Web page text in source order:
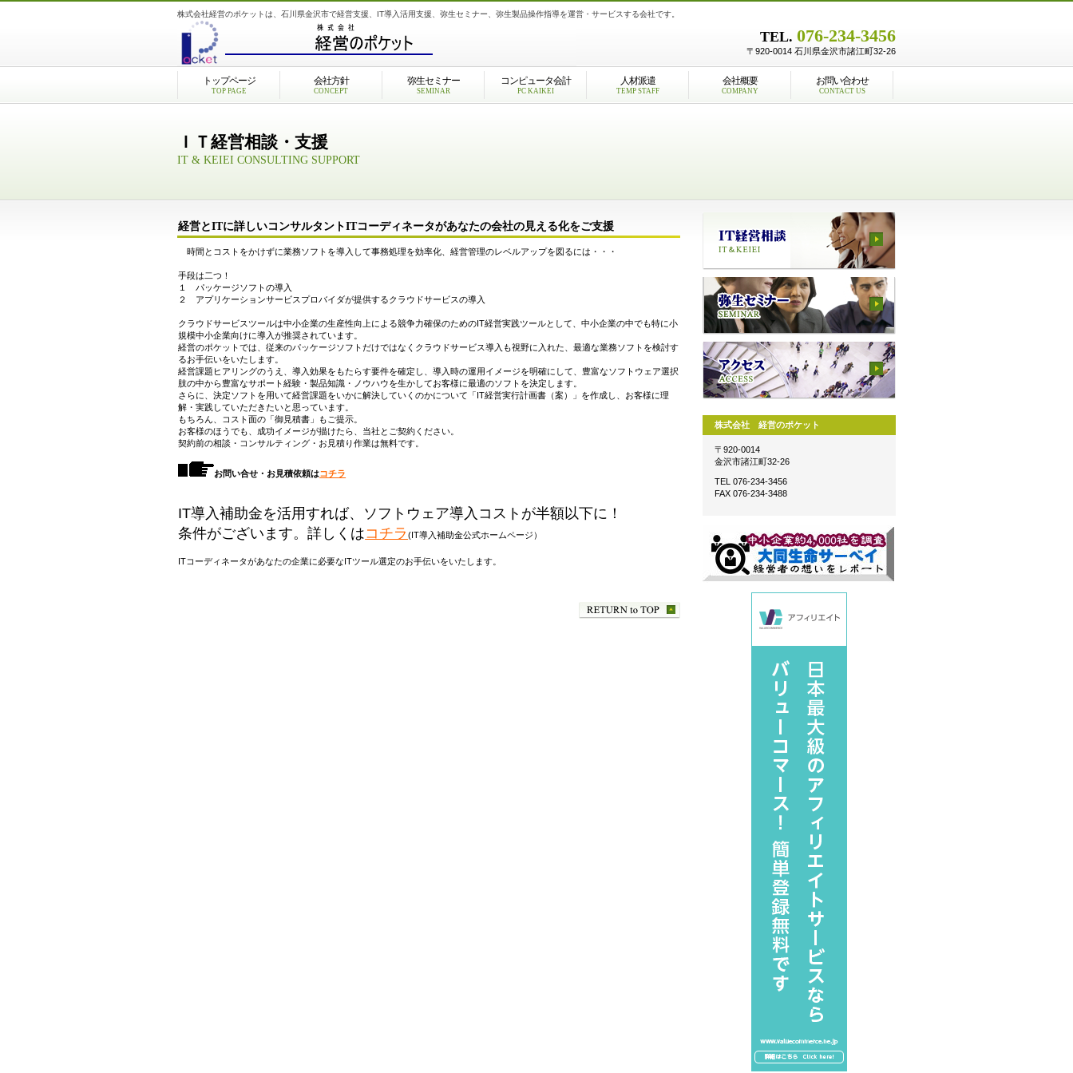
株式会社経営のポケットは、石川県金沢市で経営支援、IT導入活用支援、弥生セミナー、弥生製品操作指導を運営・サービスする会社です。
TEL. 076-234-3456
〒920-0014 石川県金沢市諸江町32-26
ＩＴ経営相談・支援
IT & KEIEI CONSULTING SUPPORT
経営とITに詳しいコンサルタントITコーディネータがあなたの会社の見える化をご支援
時間とコストをかけずに業務ソフトを導入して事務処理を効率化、経営管理のレベルアップを図るには・・・
手段は二つ！
１ パッケージソフトの導入
２ アプリケーションサービスプロバイダが提供するクラウドサービスの導入
クラウドサービスツールは中小企業の生産性向上による競争力確保のためのIT経営実践ツールとして、中小企業の中でも特に小
規模中小企業向けに導入が推奨されています。
経営のポケットでは、従来のパッケージソフトだけではなくクラウドサービス導入も視野に入れた、最適な業務ソフトを検討す
るお手伝いをいたします。
経営課題ヒアリングのうえ、導入効果をもたらす要件を確定し、導入時の運用イメージを明確にして、豊富なソフトウェア選択
肢の中から豊富なサポート経験・製品知識・ノウハウを生かしてお客様に最適のソフトを決定します。
さらに、決定ソフトを用いて経営課題をいかに解決していくのかについて「IT経営実行計画書（案）」を作成し、お客様に理
解・実践していただきたいと思っています。
もちろん、コスト面の「御見積書」もご提示。
お客様のほうでも、成功イメージが描けたら、当社とご契約ください。
契約前の相談・コンサルティング・お見積り作業は無料です。
お問い合せ・お見積依頼はコチラ
IT導入補助金を活用すれば、ソフトウェア導入コストが半額以下に！
条件がございます。詳しくはコチラ(IT導入補助金公式ホームページ）
ITコーディネータがあなたの企業に必要なITツール選定のお手伝いをいたします。
トップページ
TOP PAGE
会社方針
CONCEPT
弥生セミナー
SEMINAR
コンピュータ会計
PC KAIKEI
人材派遣
TEMP STAFF
会社概要
COMPANY
お問い合わせ
CONTACT US
株式会社 経営のポケット
〒920-0014
金沢市諸江町32-26
TEL 076-234-3456
FAX 076-234-3488